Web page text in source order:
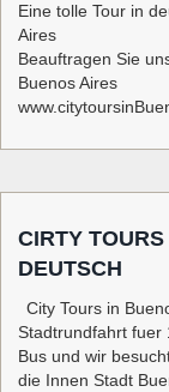
Eine tolle Tour in
Aires
Beauftragen Sie
Buenos Aires
CIRTY
DEUTSCH
City Tours in
Stadtrundfahrt fuer
Bus und wir
die Innen Stadt